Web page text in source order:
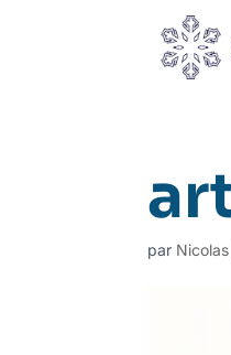
par Nicolas